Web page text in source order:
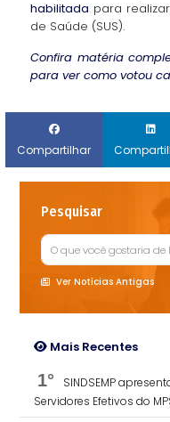
habilitada para
de Saúde (SUS).
Confira matéria
para ver como votou
Compartilhar
Pesquisar
Ver Notícias Antigas
Mais Recentes
1°
SINDSEMP
Servidores Efetivos do